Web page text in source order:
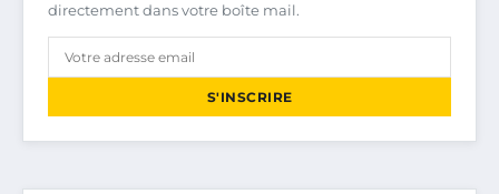
directement dans votre boîte mail.
S'INSCRIRE